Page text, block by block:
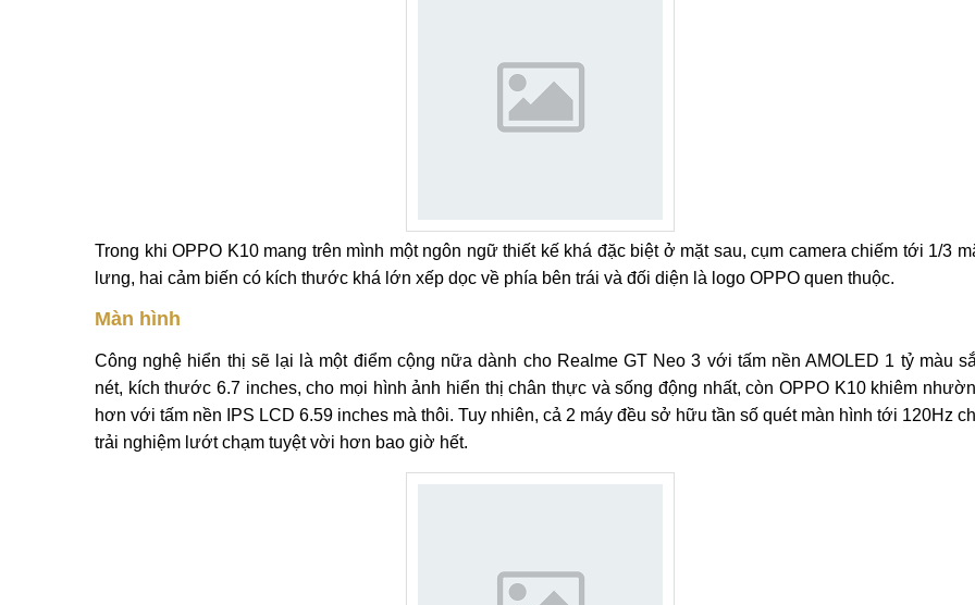
Trong khi OPPO K10 mang trên mình một ngôn ngữ thiết kế khá đặc biệt ở mặt sau, cụm camera chiếm tới 1/3
lưng, hai cảm biến có kích thước khá lớn xếp dọc về phía bên trái và đối diện là logo OPPO quen thuộc.
Màn hình
Công nghệ hiển thị sẽ lại là một điểm cộng nữa dành cho Realme GT Neo 3 với tấm nền AMOLED 1 tỷ màu
nét, kích thước 6.7 inches, cho mọi hình ảnh hiển thị chân thực và sống động nhất, còn OPPO K10 khiêm
hơn với tấm nền IPS LCD 6.59 inches mà thôi. Tuy nhiên, cả 2 máy đều sở hữu tần số quét màn hình tới 120Hz
trải nghiệm lướt chạm tuyệt vời hơn bao giờ hết.